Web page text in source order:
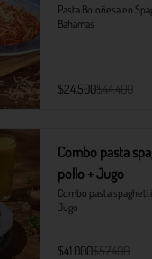
Pasta Boloñesa en
Bahamas
$24.500$44.400
Combo pasta
pollo + Jugo
Combo pasta
Jugo
$41.000$57.400